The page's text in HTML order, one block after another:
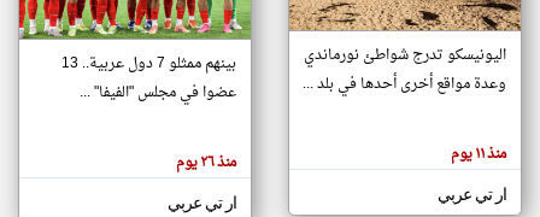
تغيير الدولة
اخبار جزر القمر على مدار الساعة
أهم اخبار جزر القمر العاجلة والمباشرة
هنا عن
وجهة
كاتبيها.
اليونيسكو تدرج شواطئ نورماندي
وعدة مواقع أخرى أحدها في بلد ...
منذ ١١ يوم
ار تي عربي
بينهم ممثلو 7 دول عربية.. 13
عضوا في مجلس "الفيفا" ...
منذ ٢٦ يوم
ار تي عربي
klyoum.com